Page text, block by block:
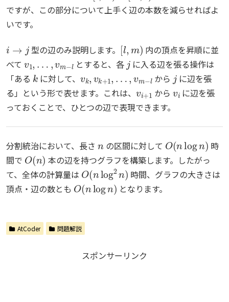
ですが、この部分について上手く辺の本数を減らせればよ
いです。
型の辺のみ説明します。
[ )
内の頂点を昇順に並
べて
v1,…,vm−l
とすると、各
j
に入る辺を張る操作は
「ある
k
に対して、
v k ,vk+1 ,
… vm−
から
j
に辺を張
る」という形で表せます。これは、
vi+1
から
v i
に辺を張
っておくことで、ひとつの辺で表現できます。
分割統治において、長さ の区間に対して
(n )
時
間で
O(n)
本の辺を持つグラフを構築します。したがっ
て、全体の計算量は
O(nlog2n)
時間、グラフの大きさは
頂点・辺の数とも
O (nlogn)
となります。
AtCoder 問題解説
スポンサーリンク